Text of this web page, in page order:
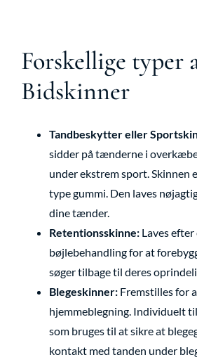
Forskellige typer
Bidskinner
Tandbeskytter eller
sidder på tænderne i
under ekstrem sport. Skinnen
type gummi. Den laves
dine tænder.
Retentionsskinne:Laves efter
bøjlebehandling for at
søger tilbage til deres
Blegeskinner:Fremstilles for
hjemmeblegning. Individuelt
som bruges til at sikre at
kontakt med tanden under